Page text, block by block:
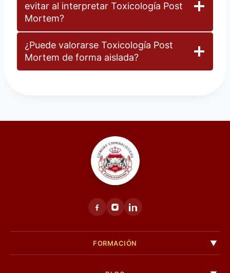
evitar al interpretar Toxicología Post
Mortem?
¿Puede valorarse Toxicología Post
Mortem de forma aislada?
FORMACIÓN